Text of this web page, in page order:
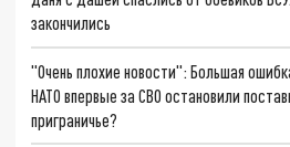
закончились
"Очень плохие новости": Большая
НАТО впервые за СВО остановили
приграничье?